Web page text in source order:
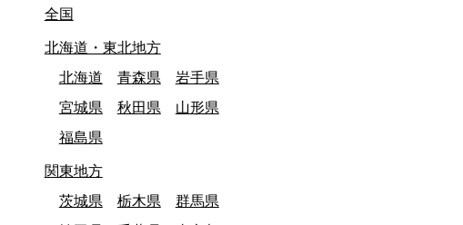
全国
北海道・東北地方
北海道
青森県
岩手県
宮城県
秋田県
山形県
福島県
関東地方
茨城県
栃木県
群馬県